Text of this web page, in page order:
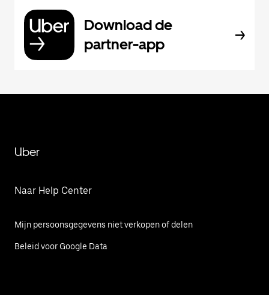
Download de
partner-app
Uber
Naar Help Center
Mijn persoonsgegevens niet verkopen of delen
Beleid voor Google Data